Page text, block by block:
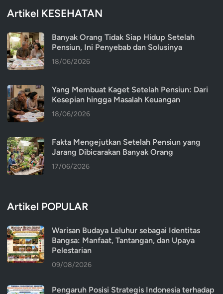
Artikel KESEHATAN
Banyak Orang Tidak Siap Hidup Setelah
Pensiun, Ini Penyebab dan Solusinya
18/06/2026
Yang Membuat Kaget Setelah Pensiun: Dari
Kesepian hingga Masalah Keuangan
18/06/2026
Fakta Mengejutkan Setelah Pensiun yang
Jarang Dibicarakan Banyak Orang
17/06/2026
Artikel POPULAR
Warisan Budaya Leluhur sebagai Identitas
Bangsa: Manfaat, Tantangan, dan Upaya
Pelestarian
09/08/2026
Pengaruh Posisi Strategis Indonesia terhadap